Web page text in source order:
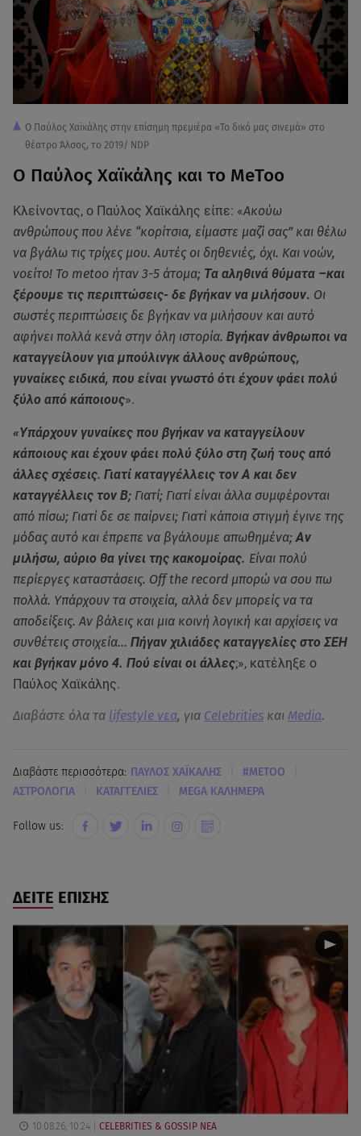
Ο Παύλος Χαϊκάλης στην επίσημη πρεμιέρα «Το δικό μας σινεμά» στο
θέατρο Άλσος, το 2019/ NDP
Ο Παύλος Χαϊκάλης και το MeToo
Κλείνοντας, ο Παύλος Χαϊκάλης είπε: «Ακούω
ανθρώπους που λένε “κορίτσια, είμαστε μαζί σας” και θέλω
να βγάλω τις τρίχες μου. Αυτές οι δηθενιές, όχι. Και νοών,
νοείτο! Το metoo ήταν 3-5 άτομα; Τα αληθινά θύματα –και
ξέρουμε τις περιπτώσεις- δε βγήκαν να μιλήσουν. Οι
σωστές περιπτώσεις δε βγήκαν να μιλήσουν και αυτό
αφήνει πολλά κενά στην όλη ιστορία. Βγήκαν άνθρωποι να
καταγγείλουν για μπούλινγκ άλλους ανθρώπους,
γυναίκες ειδικά, που είναι γνωστό ότι έχουν φάει πολύ
ξύλο από κάποιους».
«Υπάρχουν γυναίκες που βγήκαν να καταγγείλουν
κάποιους και έχουν φάει πολύ ξύλο στη ζωή τους από
άλλες σχέσεις. Γιατί καταγγέλλεις τον Α και δεν
καταγγέλλεις τον Β; Γιατί; Γιατί είναι άλλα συμφέρονται
από πίσω; Γιατί δε σε παίρνει; Γιατί κάποια στιγμή έγινε της
μόδας αυτό και έπρεπε να βγάλουμε απωθημένα;Αν
μιλήσω, αύριο θα γίνει της κακομοίρας. Είναι πολύ
περίεργες καταστάσεις. Off the record μπορώ να σου πω
πολλά. Υπάρχουν τα στοιχεία, αλλά δεν μπορείς να τα
αποδείξεις. Αν βάλεις και μια κοινή λογική και αρχίσεις να
συνθέτεις στοιχεία… Πήγαν χιλιάδες καταγγελίες στο ΣΕΗ
και βγήκαν μόνο 4. Πού είναι οι άλλες;», κατέληξε ο
Παύλος Χαϊκάλης.
Διαβάστε όλα τα lifestyle νεα, για Celebrities και Media.
Διαβάστε περισσότερα: ΠΑΥΛΟΣ ΧΑΪΚΑΛΗΣ #METOO
ΑΣΤΡΟΛΟΓΙΑ ΚΑΤΑΓΓΕΛΙΕΣ MEGA ΚΑΛΗΜΕΡΑ
Follow us:
ΔΕΙΤΕ ΕΠΙΣΗΣ
10.08.26, 10:24 CELEBRITIES & GOSSIP ΝΕΑ